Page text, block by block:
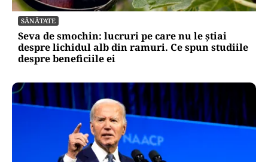
SĂNĂTATE
Seva de smochin: lucruri pe care nu le știai
despre lichidul alb din ramuri. Ce spun studiile
despre beneficiile ei